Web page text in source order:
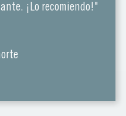
¡Lo recomiendo!"